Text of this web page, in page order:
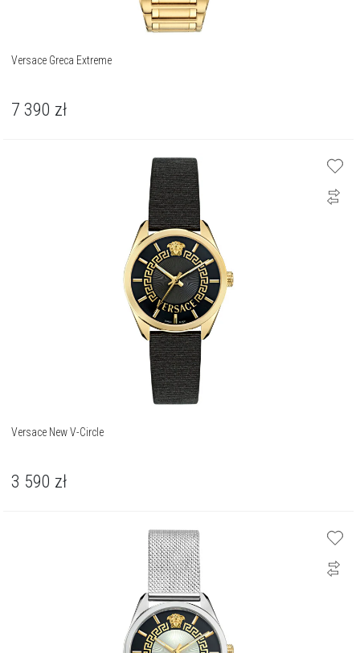
Versace Greca Extreme
7 390 zł
Versace New V-Circle
3 590 zł